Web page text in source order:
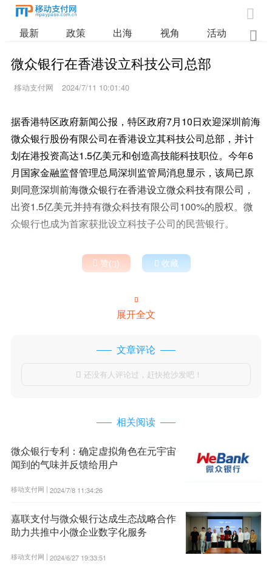

最新 政策 出海 视角 活动 业

微众银行在香港设立科技公司总部
移动支付网 2024/7/11 10:01:40
据香港特区政府新闻公报，特区政府7月10日欢迎深圳前海
微众银行股份有限公司在香港设立其科技公司总部，并计
划在港投资高达1.5亿美元和创造高技能科技职位。今年6
月国家金融监督管理总局深圳监管局消息显示，该局已原
则同意深圳前海微众银行在香港设立微众科技有限公司，
出资1.5亿美元并持有微众科技有限公司100%的股权。微
众银行也成为首家获批设立科技子公司的民营银行。
 赞()  收藏

展开全文
文章评论
 还没有人评论过，赶快抢沙发吧！
相关阅读
微众银行专利：确定虚拟角色在元宇宙
闻到的气味并反馈给用户
移动支付网 | 2024/7/8 11:34:26
嘉联支付与微众银行达成生态战略合作
助力共推中小微企业数字化服务
移动支付网 | 2024/6/27 19:33:51